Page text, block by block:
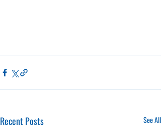
Recent Posts See All